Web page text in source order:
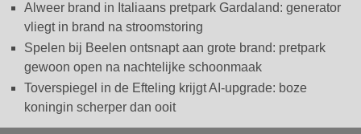
Alweer brand in Italiaans pretpark Gardaland: generator
vliegt in brand na stroomstoring
Spelen bij Beelen ontsnapt aan grote brand: pretpark
gewoon open na nachtelijke schoonmaak
Toverspiegel in de Efteling krijgt AI-upgrade: boze
koningin scherper dan ooit